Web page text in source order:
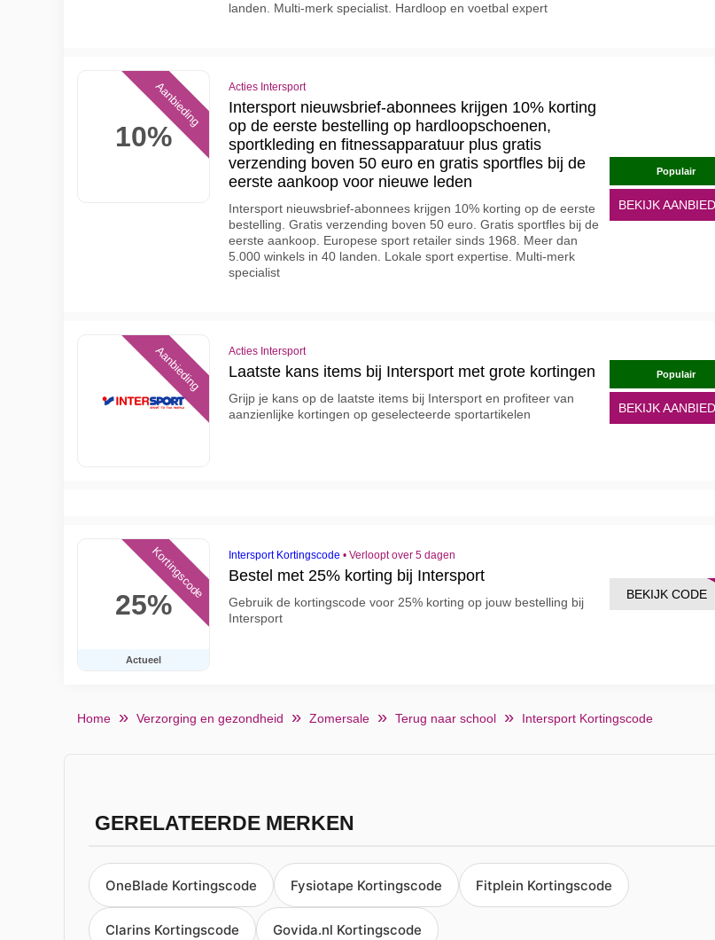
landen. Multi-merk specialist. Hardloop en voetbal expert
10%
Aanbieding Acties Intersport
Intersport nieuwsbrief-abonnees krijgen 10% korting
op de eerste bestelling op hardloopschoenen,
sportkleding en fitnessapparatuur plus gratis
verzending boven 50 euro en gratis sportfles bij de
eerste aankoop voor nieuwe leden
Intersport nieuwsbrief-abonnees krijgen 10% korting op de eerste
bestelling. Gratis verzending boven 50 euro. Gratis sportfles bij de
eerste aankoop. Europese sport retailer sinds 1968. Meer dan
5.000 winkels in 40 landen. Lokale sport expertise. Multi-merk
specialist
Populair
BEKIJK
Aanbieding Acties Intersport
Laatste kans items bij Intersport met grote kortingen
Grijp je kans op de laatste items bij Intersport en profiteer van
aanzienlijke kortingen op geselecteerde sportartikelen
Populair
BEKIJK
25%
Actueel
Kortingscode Intersport Kortingscode • Verloopt over 5 dagen
Bestel met 25% korting bij Intersport
Gebruik de kortingscode voor 25% korting op jouw bestelling bij
Intersport
BEKIJK CODE
Home Verzorging en gezondheid Zomersale Terug naar school Intersport Kortingscode
GERELATEERDE MERKEN
OneBlade Kortingscode Fysiotape Kortingscode Fitplein Kortingscode
Clarins Kortingscode Govida.nl Kortingscode